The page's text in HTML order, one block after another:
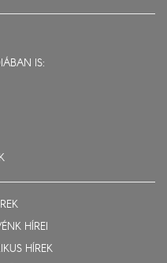
IS:
HÍREI
HÍREK